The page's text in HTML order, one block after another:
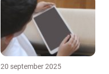
20 september 2025